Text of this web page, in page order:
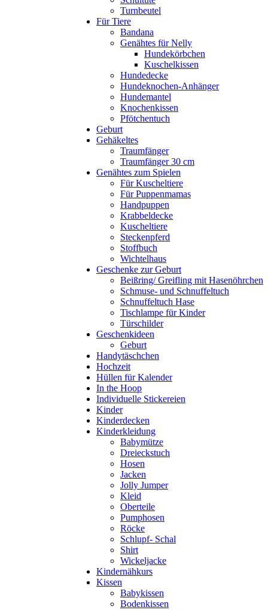
Turnbeutel
Für Tiere
Bandana
Genähtes für Nelly
Hundekörbchen
Kuschelkissen
Hundedecke
Hundeknochen-Anhänger
Hundemantel
Knochenkissen
Pfötchentuch
Geburt
Gehäkeltes
Traumfänger
Traumfänger 30 cm
Genähtes zum Spielen
Für Kuscheltiere
Für Puppenmamas
Handpuppen
Krabbeldecke
Kuscheltiere
Steckenpferd
Stoffbuch
Wichtelhaus
Geschenke zur Geburt
Beißring/ Greifling mit Hasenöhrchen
Schmuse- und Schnuffeltuch
Schnuffeltuch Hase
Tischlampe für Kinder
Türschilder
Geschenkideen
Geburt
Handytäschchen
Hochzeit
Hüllen für Kalender
In the Hoop
Individuelle Stickereien
Kinder
Kinderdecken
Kinderkleidung
Babymütze
Dreieckstuch
Hosen
Jacken
Jolly Jumper
Kleid
Oberteile
Pumphosen
Röcke
Schlupf- Schal
Shirt
Wickeljacke
Kindernähkurs
Kissen
Babykissen
Bodenkissen